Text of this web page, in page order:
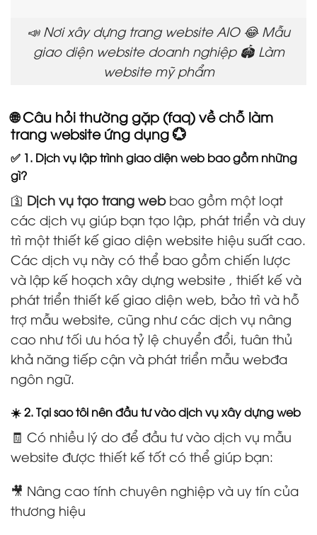
📣 Nơi xây dựng trang website AIO 😂 Mẫu
giao diện website doanh nghiệp 🏟️ Làm
website mỹ phẩm
🌐 Câu hỏi thường gặp (faq) về chỗ làm
trang website ứng dụng 💮
✅ 1. Dịch vụ lập trình giao diện web bao gồm những
gì?
🛐 Dịch vụ tạo trang webbao gồm một loạt
các dịch vụ giúp bạn tạo lập, phát triển và duy
trì một thiết kế giao diện website hiệu suất cao.
Các dịch vụ này có thể bao gồm chiến lược
và lập kế hoạch xây dựng website , thiết kế và
phát triển thiết kế giao diện web, bảo trì và hỗ
trợ mẫu website, cũng như các dịch vụ nâng
cao như tối ưu hóa tỷ lệ chuyển đổi, tuân thủ
khả năng tiếp cận và phát triển mẫu webđa
ngôn ngữ.
☀️ 2. Tại sao tôi nên đầu tư vào dịch vụ xây dựng web
🧾 Có nhiều lý do để đầu tư vào dịch vụ mẫu
website được thiết kế tốt có thể giúp bạn:
🎥 Nâng cao tính chuyên nghiệp và uy tín của
thương hiệu